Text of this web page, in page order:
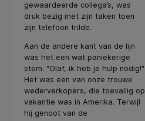
gewaardeerde collega’s, was
druk bezig met zijn taken toen
zijn telefoon trilde.
Aan de andere kant van de lijn
was het een wat paniekerige
stem. "Olaf, ik heb je hulp nodig!"
Het was een van onze trouwe
wederverkopers, die toevallig op
vakantie was in Amerika. Terwijl
hij genoot van de